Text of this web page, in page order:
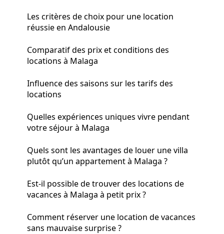
Les critères de choix pour une location
réussie en Andalousie
Comparatif des prix et conditions des
locations à Malaga
Influence des saisons sur les tarifs des
locations
Quelles expériences uniques vivre pendant
votre séjour à Malaga
Quels sont les avantages de louer une villa
plutôt qu’un appartement à Malaga ?
Est-il possible de trouver des locations de
vacances à Malaga à petit prix ?
Comment réserver une location de vacances
sans mauvaise surprise ?